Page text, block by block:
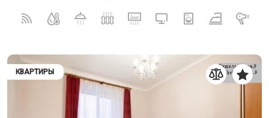
КВАРТИРЫ